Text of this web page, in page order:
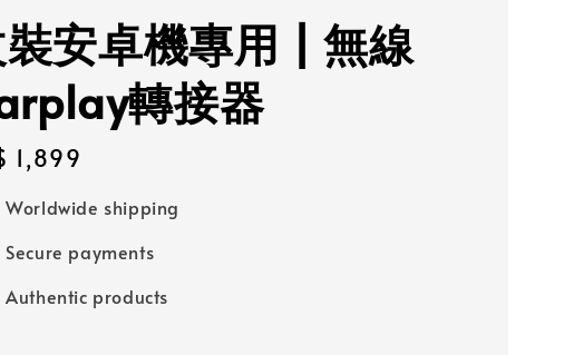
安卓機專用 | 無線
轉接器
1,899
Worldwide shipping
Secure payments
Authentic products